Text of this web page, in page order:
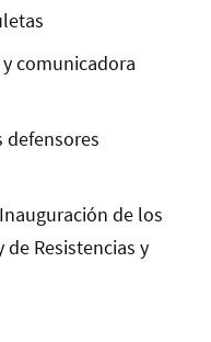
comunicadora
defensores
de los
Resistencias y